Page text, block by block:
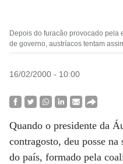
Depois do furacão provocado pela
de governo, austríacos tentam
16/02/2000 - 10:00
Quando o presidente da
contragosto, deu posse
do país, formado pela